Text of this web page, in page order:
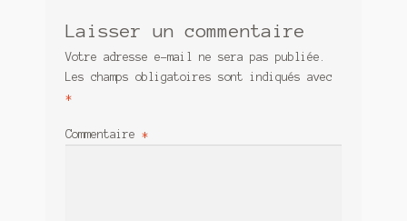
Laisser un commentaire
Votre adresse e-mail ne sera pas publiée.
Les champs obligatoires sont indiqués avec
*
Commentaire *